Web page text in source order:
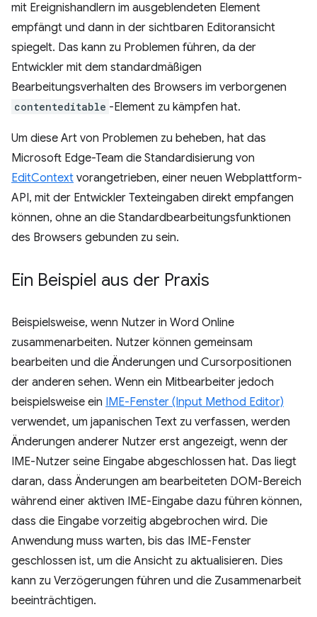
mit Ereignishandlern im ausgeblendeten Element
empfängt und dann in der sichtbaren Editoransicht
spiegelt. Das kann zu Problemen führen, da der
Entwickler mit dem standardmäßigen
Bearbeitungsverhalten des Browsers im verborgenen
contenteditable -Element zu kämpfen hat.
Um diese Art von Problemen zu beheben, hat das
Microsoft Edge-Team die Standardisierung von
EditContext vorangetrieben, einer neuen Webplattform-
API, mit der Entwickler Texteingaben direkt empfangen
können, ohne an die Standardbearbeitungsfunktionen
des Browsers gebunden zu sein.
Ein Beispiel aus der Praxis
Beispielsweise, wenn Nutzer in Word Online
zusammenarbeiten. Nutzer können gemeinsam
bearbeiten und die Änderungen und Cursorpositionen
der anderen sehen. Wenn ein Mitbearbeiter jedoch
beispielsweise ein IME-Fenster (Input Method Editor)
verwendet, um japanischen Text zu verfassen, werden
Änderungen anderer Nutzer erst angezeigt, wenn der
IME-Nutzer seine Eingabe abgeschlossen hat. Das liegt
daran, dass Änderungen am bearbeiteten DOM-Bereich
während einer aktiven IME-Eingabe dazu führen können,
dass die Eingabe vorzeitig abgebrochen wird. Die
Anwendung muss warten, bis das IME-Fenster
geschlossen ist, um die Ansicht zu aktualisieren. Dies
kann zu Verzögerungen führen und die Zusammenarbeit
beeinträchtigen.